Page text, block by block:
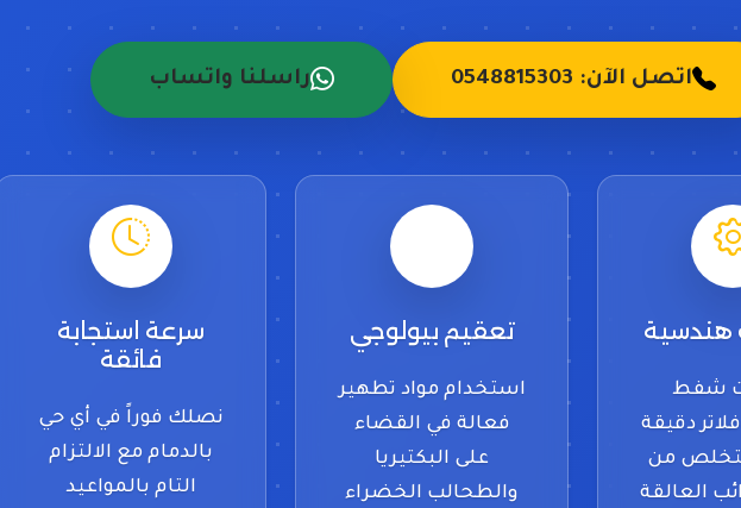
اتصل الآن: 0548815303 راسلنا واتساب
دقيقة
من
العالقة
الخزان.
استخدام مواد تطهير
فعالة في القضاء
على البكتيريا
والطحالب الخضراء
دون تغيير خصائص
فائقة
بالدمام مع الالتزام
التام بالمواعيد
لضمان عدم تعطل